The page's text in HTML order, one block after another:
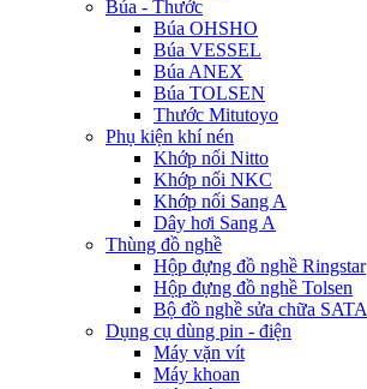
Búa - Thước
Búa OHSHO
Búa VESSEL
Búa ANEX
Búa TOLSEN
Thước Mitutoyo
Phụ kiện khí nén
Khớp nối Nitto
Khớp nối NKC
Khớp nối Sang A
Dây hơi Sang A
Thùng đồ nghề
Hộp đựng đồ nghề Ringstar
Hộp đựng đồ nghề Tolsen
Bộ đồ nghề sửa chữa SATA
Dụng cụ dùng pin - điện
Máy vặn vít
Máy khoan